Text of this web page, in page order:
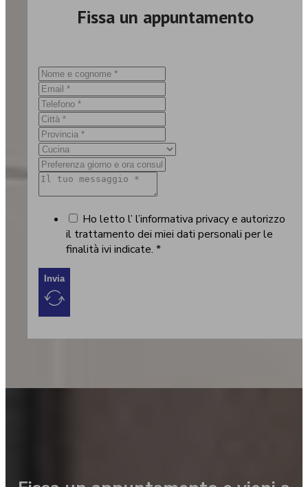
Fissa un appuntamento
Ho letto l’ l’informativa privacy e autorizzo
il trattamento dei miei dati personali per le
finalità ivi indicate. *
Invia